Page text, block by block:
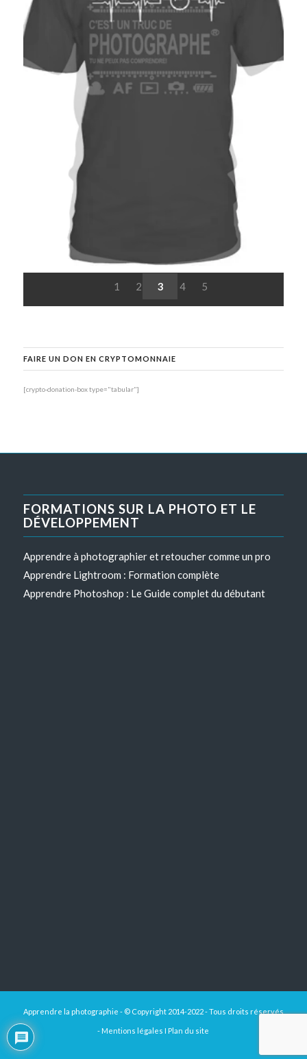
1 2 3 4 5
FAIRE UN DON EN CRYPTOMONNAIE
[crypto-donation-box type="tabular"]
FORMATIONS SUR LA PHOTO ET LE
DÉVELOPPEMENT
Apprendre à photographier et retoucher comme un pro
Apprendre Lightroom : Formation complète
Apprendre Photoshop : Le Guide complet du débutant
Apprendre la photographie - © Copyright 2014-2022 - Tous droits réservés
- Mentions légales I Plan du site